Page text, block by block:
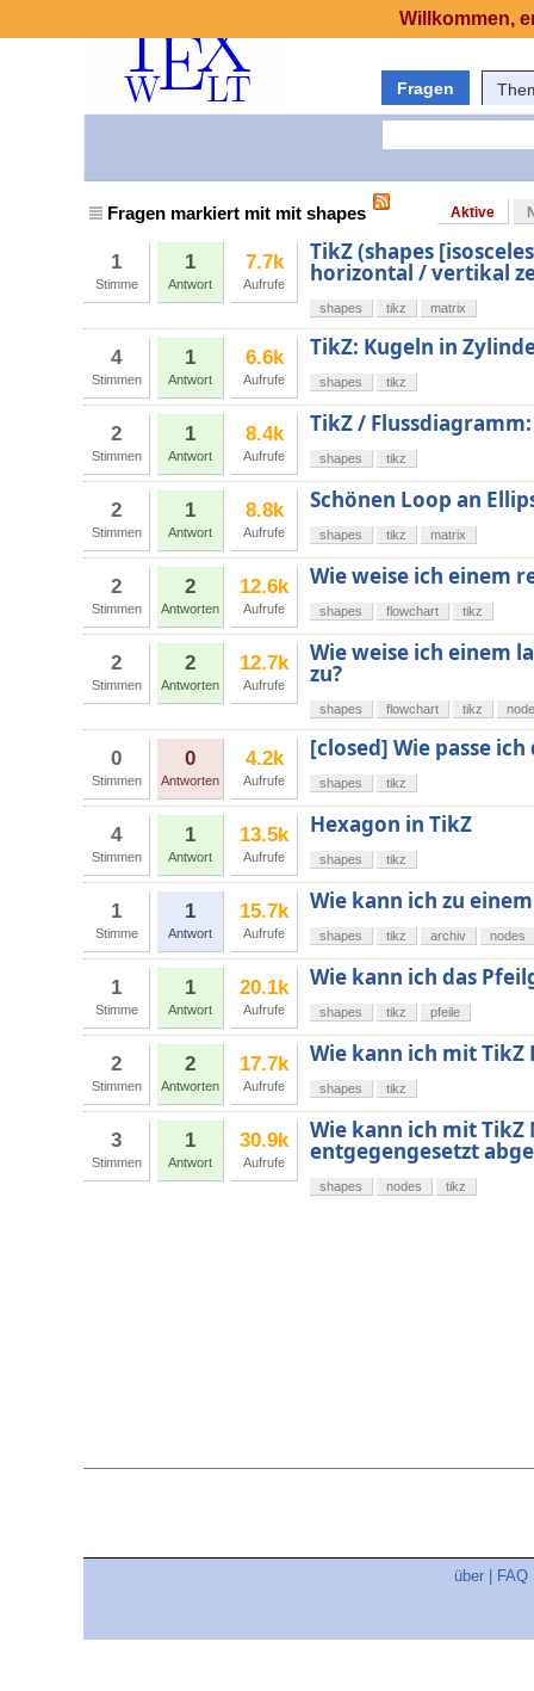
Fragen
Fragen markiert mit mit shapes Aktive
1
Stimme
1
Antwort
7.7k
Aufrufe
TikZ (shapes
horizontal / vertikal
shapes tikz matrix
4
Stimmen
1
Antwort
6.6k
Aufrufe
TikZ: Kugeln in
shapes tikz
2
Stimmen
1
Antwort
8.4k
Aufrufe
TikZ /
shapes tikz
2
Stimmen
1
Antwort
8.8k
Aufrufe
Schönen Loop an
shapes tikz matrix
2
Stimmen
2
Antworten
12.6k
Aufrufe
Wie weise ich einem
shapes flowchart tikz
2
Stimmen
2
Antworten
12.7k
Aufrufe
Wie weise ich einem
zu?
shapes flowchart tikz
0
Stimmen
0
Antworten
4.2k
Aufrufe
[closed] Wie passe
shapes tikz
4
Stimmen
1
Antwort
13.5k
Aufrufe
Hexagon in TikZ
shapes tikz
1
Stimme
1
Antwort
15.7k
Aufrufe
Wie kann ich zu
shapes tikz archiv nodes
1
Stimme
1
Antwort
20.1k
Aufrufe
Wie kann ich das
shapes tikz pfeile
2
Stimmen
2
Antworten
17.7k
Aufrufe
Wie kann ich mit
shapes tikz
3
Stimmen
1
Antwort
30.9k
Aufrufe
Wie kann ich mit TikZ
entgegengesetzt
shapes nodes tikz
über FAQ
Willkommen,